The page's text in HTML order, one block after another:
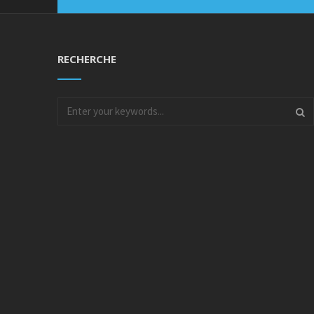
RECHERCHE